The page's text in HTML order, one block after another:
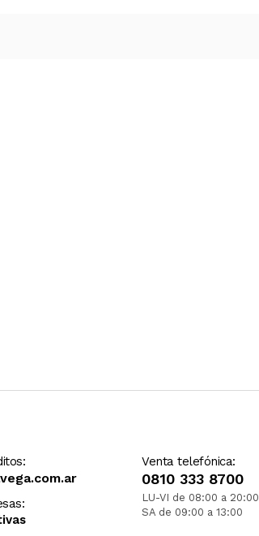
Venta telefónica:
0810 333 8700
LU-VI de 08:00 a 20:00
SA de 09:00 a 13:00